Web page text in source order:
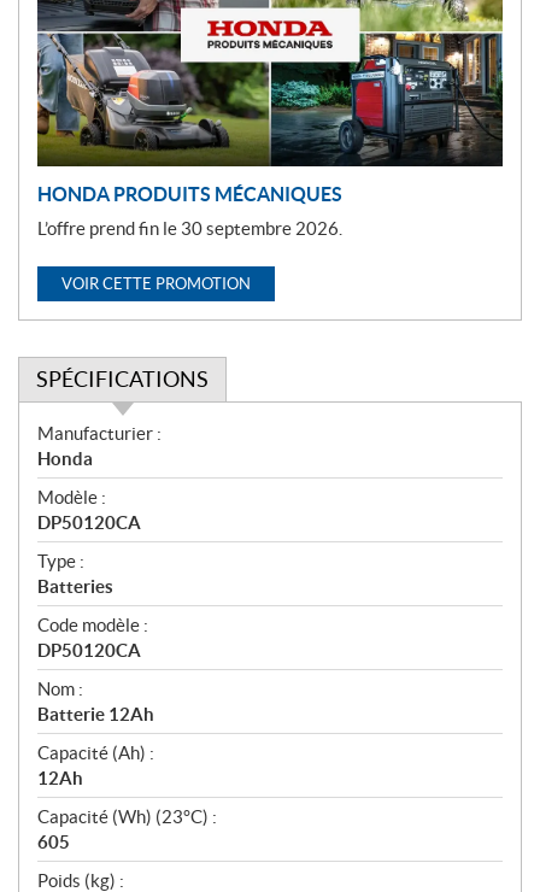
o
t
i
o
n
HONDA PRODUITS MÉCANIQUES
L’offre prend fin le 30 septembre 2026.
VOIR CETTE PROMOTION
SPÉCIFICATIONS
S
p
é
c
i
f
i
c
a
t
i
o
n
s
Manufacturier :
Honda
Modèle :
DP50120CA
Type :
Batteries
Code modèle :
DP50120CA
Nom :
Batterie 12Ah
Capacité (Ah) :
12Ah
Capacité (Wh) (23°C) :
605
Poids (kg) :